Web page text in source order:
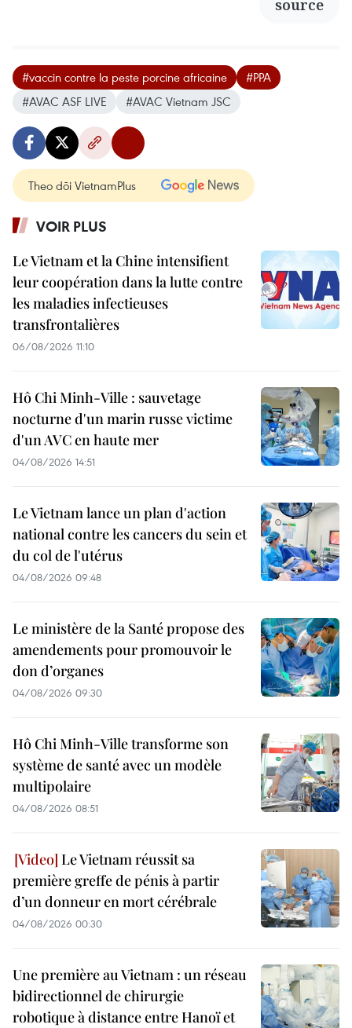
source
#vaccin contre la peste porcine africaine
#PPA
#AVAC ASF LIVE
#AVAC Vietnam JSC
Theo dõi VietnamPlus
VOIR PLUS
Le Vietnam et la Chine intensifient
leur coopération dans la lutte contre
les maladies infectieuses
transfrontalières
06/08/2026 11:10
Hô Chi Minh-Ville : sauvetage
nocturne d'un marin russe victime
d'un AVC en haute mer
04/08/2026 14:51
Le Vietnam lance un plan d'action
national contre les cancers du sein et
du col de l'utérus
04/08/2026 09:48
Le ministère de la Santé propose des
amendements pour promouvoir le
don d’organes
04/08/2026 09:30
Hô Chi Minh-Ville transforme son
système de santé avec un modèle
multipolaire
04/08/2026 08:51
Le Vietnam réussit sa
première greffe de pénis à partir
d’un donneur en mort cérébrale
04/08/2026 00:30
Une première au Vietnam : un réseau
bidirectionnel de chirurgie
robotique à distance entre Hanoï et